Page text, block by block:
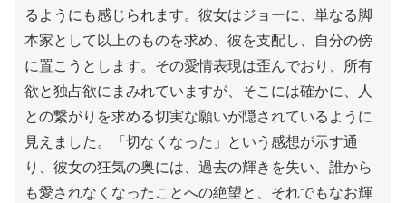
るようにも感じられます。彼女はジョーに、単なる脚
本家として以上のものを求め、彼を支配し、自分の傍
に置こうとします。その愛情表現は歪んでおり、所有
欲と独占欲にまみれていますが、そこには確かに、人
との繋がりを求める切実な願いが隠されているように
見えました。「切なくなった」という感想が示す通
り、彼女の狂気の奥には、過去の輝きを失い、誰から
も愛されなくなったことへの絶望と、それでもなお輝